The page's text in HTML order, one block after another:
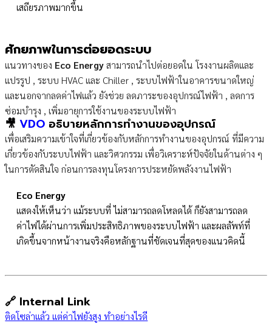
เสถียรภาพมากขึ้น
ศักยภาพในการต่อยอดระบบ
แนวทางของ Eco Energyสามารถนำไปต่อยอดใน โรงงานผลิตและ
แปรรูป , ระบบ HVAC และ Chiller , ระบบไฟฟ้าในอาคารขนาดใหญ่
และนอกจากลดค่าไฟแล้ว ยังช่วย ลดภาระของอุปกรณ์ไฟฟ้า , ลดการ
ซ่อมบำรุง , เพิ่มอายุการใช้งานของระบบไฟฟ้า
🎥VDO อธิบายหลักการทำงานของอุปกรณ์
เพื่อเสริมความเข้าใจที่เกี่ยวข้องกับหลักการทำงานของอุปกรณ์ ที่มีความ
เกี่ยวข้องกับระบบไฟฟ้า และวิศวกรรม เพื่อวิเคราะห์ปัจจัยในด้านต่าง ๆ
ในการตัดสินใจ ก่อนการลงทุนโครงการประหยัดพลังงานไฟฟ้า
Eco Energy
แสดงให้เห็นว่า แม้ระบบที่ ไม่สามารถลดโหลดได้ ก็ยังสามารถลด
ค่าไฟได้ผ่านการเพิ่มประสิทธิภาพของระบบไฟฟ้า และผลลัพท์ที่
เกิดขึ้นจากหน้างานจริงคือหลักฐานที่ชัดเจนที่สุดของแนวคิดนี้
🔗 Internal Link
ติดโซล่าแล้ว แต่ค่าไฟยังสูง ทำอย่างไรดี